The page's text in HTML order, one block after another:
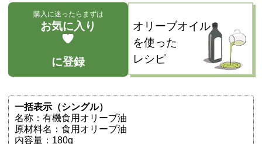
購入に迷ったらまずは
お気に入り
に登録
オリーブオイル
を使った
レシピ
一括表示（シングル）
名称：有機食用オリーブ油
原材料名：食用オリーブ油
内容量：180g